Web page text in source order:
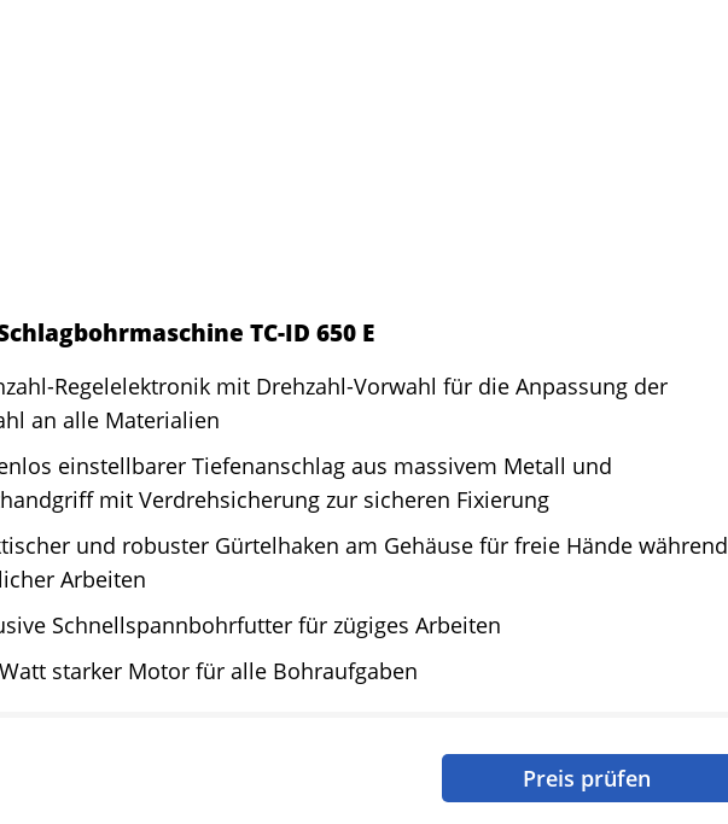
TC-ID 650 E
Regelelektronik mit Drehzahl-Vorwahl für die Anpassung der
an alle Materialien
einstellbarer Tiefenanschlag aus massivem Metall und
mit Verdrehsicherung zur sicheren Fixierung
und robuster Gürtelhaken am Gehäuse für freie Hände während
Arbeiten
Schnellspannbohrfutter für zügiges Arbeiten
starker Motor für alle Bohraufgaben
Preis prüfen